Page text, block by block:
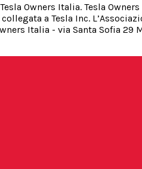
Owners Italia. Tesla
a Tesla Inc.
Italia - via Santa Sofia 29